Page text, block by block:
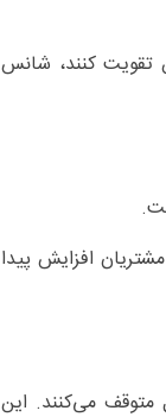
تقویت کنند، شانس
افزایش پیدا
متوقف می‌کنند. این